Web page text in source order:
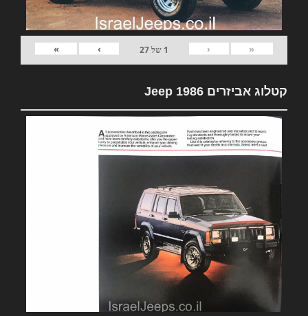
«
‹
1 של27
›
»
קטלוג אביזרים Jeep 1986